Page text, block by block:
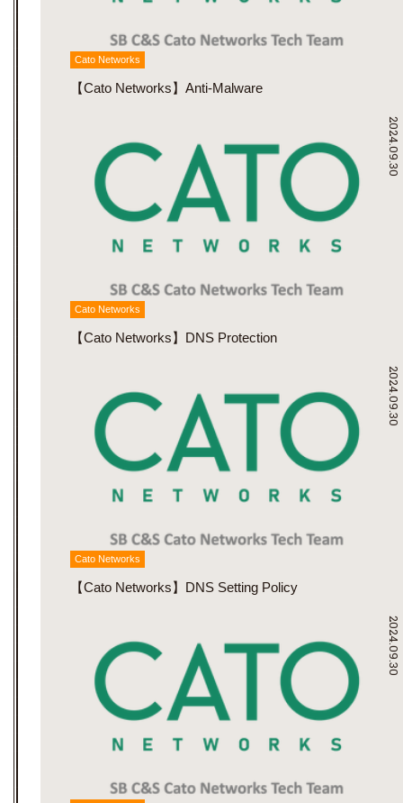
Cato Networks
【Cato Networks】Anti-Malware
2024.09.30
Cato Networks
【Cato Networks】DNS Protection
2024.09.30
Cato Networks
【Cato Networks】DNS Setting Policy
2024.09.30